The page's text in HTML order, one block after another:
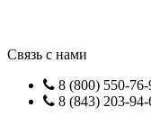
Связь с нами
8 (800) 550-76-
8 (843) 203-94-